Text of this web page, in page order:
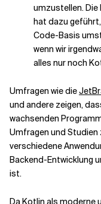
umzustellen.
hat dazu
Code-Basis
wenn wir
alles nur noch
Umfragen wie die
und andere zeigen,
wachsenden
Umfragen und Studien
verschiedene
Backend-Entwicklung
ist.
Da Kotlin als moderne